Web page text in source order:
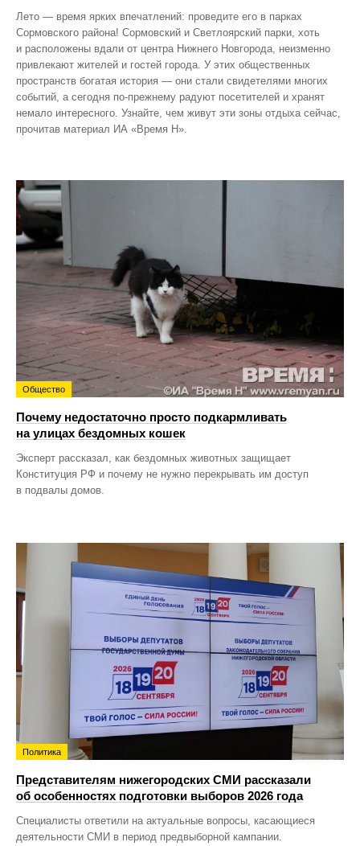
Лето — время ярких впечатлений: проведите его в парках
Сормовского района! Сормовский и Светлоярский парки, хоть
и расположены вдали от центра Нижнего Новгорода, неизменно
привлекают жителей и гостей города. У этих общественных
пространств богатая история — они стали свидетелями многих
событий, а сегодня по‑прежнему радуют посетителей и хранят
немало интересного. Узнайте, чем живут эти зоны отдыха сейчас,
прочитав материал ИА «Время Н».
Общество
Почему недостаточно просто подкармливать
на улицах бездомных кошек
Эксперт рассказал, как бездомных животных защищает
Конституция РФ и почему не нужно перекрывать им доступ
в подвалы домов.
Политика
Представителям нижегородских СМИ рассказали
об особенностях подготовки выборов 2026 года
Специалисты ответили на актуальные вопросы, касающиеся
деятельности СМИ в период предвыборной кампании.